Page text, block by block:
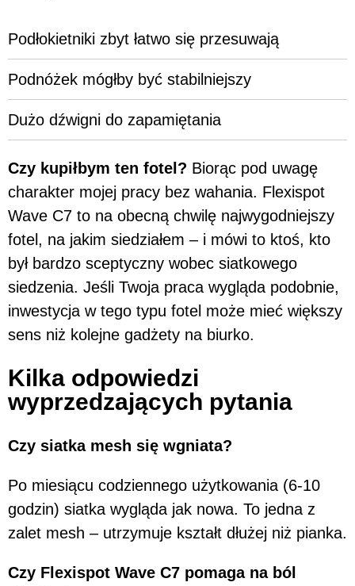
Podłokietniki zbyt łatwo się przesuwają
Podnóżek mógłby być stabilniejszy
Dużo dźwigni do zapamiętania
Czy kupiłbym ten fotel? Biorąc pod uwagę
charakter mojej pracy bez wahania. Flexispot
Wave C7 to na obecną chwilę najwygodniejszy
fotel, na jakim siedziałem – i mówi to ktoś, kto
był bardzo sceptyczny wobec siatkowego
siedzenia. Jeśli Twoja praca wygląda podobnie,
inwestycja w tego typu fotel może mieć większy
sens niż kolejne gadżety na biurko.
Kilka odpowiedzi
wyprzedzających pytania
Czy siatka mesh się wgniata?
Po miesiącu codziennego użytkowania (6-10
godzin) siatka wygląda jak nowa. To jedna z
zalet mesh – utrzymuje kształt dłużej niż pianka.
Czy Flexispot Wave C7 pomaga na ból